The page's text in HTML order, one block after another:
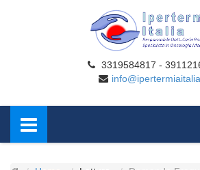
3319584817 -